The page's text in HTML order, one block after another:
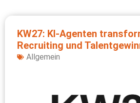
KW27: KI-Agenten
Recruiting und
Allgemein